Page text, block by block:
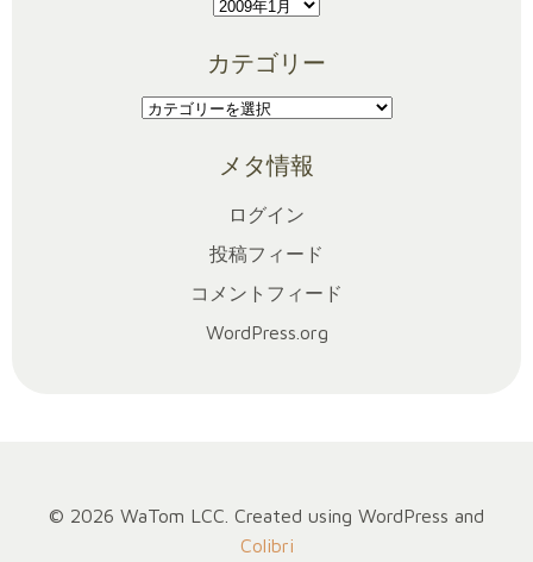
カ
イ
ブ
カテゴリー
カ
メタ情報
ログイン
投稿フィード
コメントフィード
WordPress.org
© 2026 WaTom LCC. Created using WordPress and
Colibri